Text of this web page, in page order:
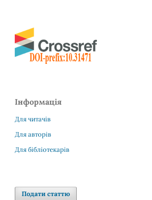
Інформація
Для читачів
Для авторів
Для бібліотекарів
Подати статтю